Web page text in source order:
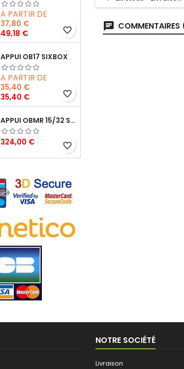
A PARTIR DE
37,80 €
Prix
49,18 € favorite_border
APPUI OB17 SIXBOX
A PARTIR DE
35,40 €
Prix
35,40 € favorite_border
APPUI OBMR 15/32 SIXBOX AVEC VIS
Prix
324,00 € favorite_border
NOTRE SOCIÉTÉ
Livraison